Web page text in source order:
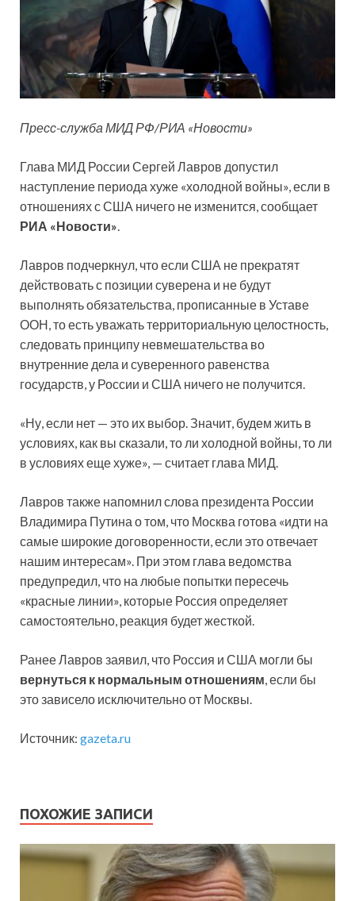
Пресс-служба МИД РФ/РИА «Новости»
Глава МИД России Сергей Лавров допустил
наступление периода хуже «холодной войны», если в
отношениях с США ничего не изменится, сообщает
РИА «Новости».
Лавров подчеркнул, что если США не прекратят
действовать с позиции суверена и не будут
выполнять обязательства, прописанные в Уставе
ООН, то есть уважать территориальную целостность,
следовать принципу невмешательства во
внутренние дела и суверенного равенства
государств, у России и США ничего не получится.
«Ну, если нет — это их выбор. Значит, будем жить в
условиях, как вы сказали, то ли холодной войны, то ли
в условиях еще хуже», — считает глава МИД.
Лавров также напомнил слова президента России
Владимира Путина о том, что Москва готова «идти на
самые широкие договоренности, если это отвечает
нашим интересам». При этом глава ведомства
предупредил, что на любые попытки пересечь
«красные линии», которые Россия определяет
самостоятельно, реакция будет жесткой.
Ранее Лавров заявил, что Россия и США могли бы
вернуться к нормальным отношениям, если бы
это зависело исключительно от Москвы.
Источник: gazeta.ru
ПОХОЖИЕ ЗАПИСИ